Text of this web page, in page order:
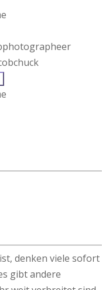
denken viele sofort
gibt andere